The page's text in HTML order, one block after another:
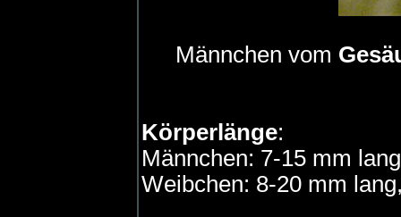
Männchen vom
Körperlänge:
Männchen: 7-15 mm
Weibchen: 8-20 mm